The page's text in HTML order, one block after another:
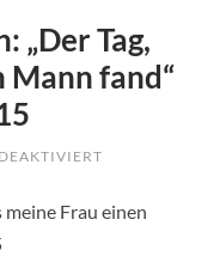
„Der Tag,
Mann fand“
ROMAN:
meine Frau einen